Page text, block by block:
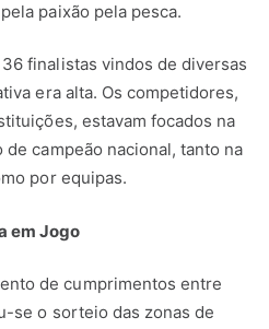
paixão pela pesca.
finalistas vindos de diversas
era alta. Os competidores,
estavam focados na
campeão nacional, tanto na
por equipas.
em Jogo
de cumprimentos entre
se o sorteio das zonas de